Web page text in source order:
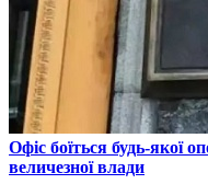
​Офіс боїться будь-якої
величезної влади